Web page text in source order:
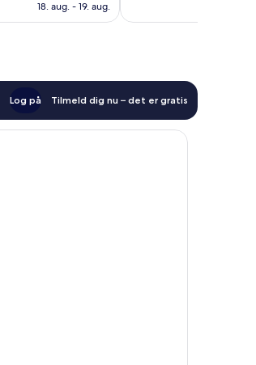
505 kr.
18. aug. - 19. aug.
1.003
Log på Tilmeld dig nu – det er gratis